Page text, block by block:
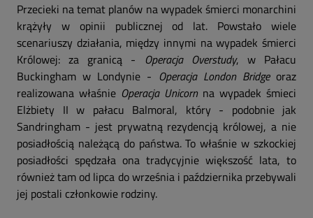
Przecieki na temat planów na wypadek śmierci monarchini
krążyły w opinii publicznej od lat. Powstało wiele
scenariuszy działania, między innymi na wypadek śmierci
Królowej: za granicą -
Operacja Overstudy, w Pałacu
Buckingham w Londynie - Operacja London Bridgeoraz
realizowana właśnie Operacja Unicornna wypadek śmieci
Elżbiety II w pałacu Balmoral, który - podobnie jak
Sandringham - jest prywatną rezydencją królowej, a nie
posiadłością należącą do państwa. To właśnie w szkockiej
posiadłości spędzała ona tradycyjnie większość lata, to
również tam od lipca do września i października przebywali
jej postali członkowie rodziny.